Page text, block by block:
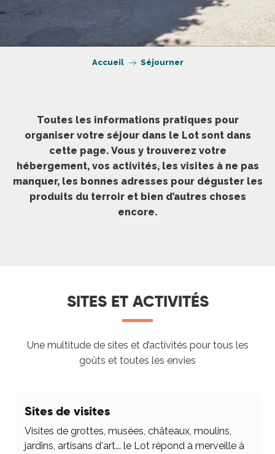
Accueil Séjourner
Toutes les informations pratiques pour
organiser votre séjour dans le Lot sont dans
cette page. Vous y trouverez votre
hébergement, vos activités, les visites à ne pas
manquer, les bonnes adresses pour déguster les
produits du terroir et bien d’autres choses
encore.
SITES ET ACTIVITÉS
Une multitude de sites et d’activités pour tous les
goûts et toutes les envies
Sites de visites
Visites de grottes, musées, châteaux, moulins,
jardins, artisans d'art... le Lot répond à merveille à